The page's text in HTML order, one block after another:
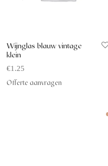
Wijnglas blauw vintage
klein
€1.25
Offerte aanvragen